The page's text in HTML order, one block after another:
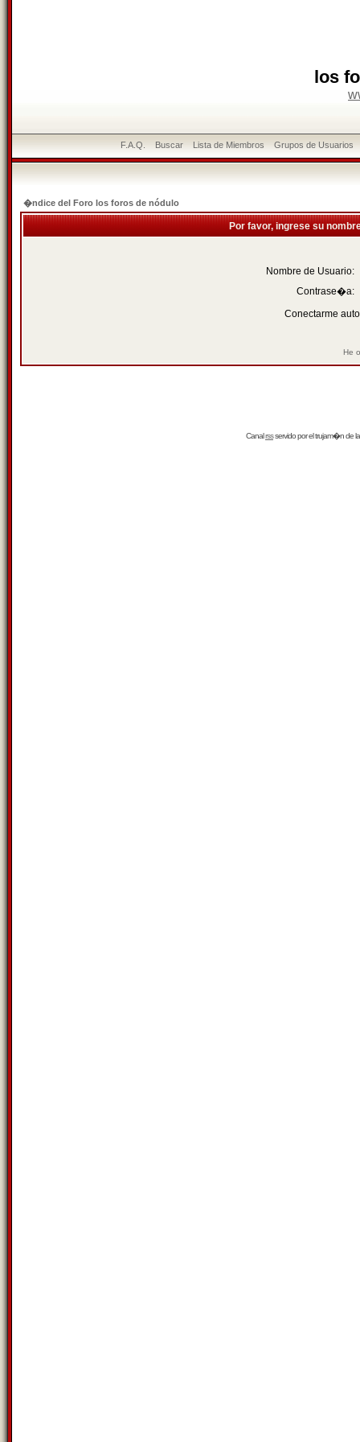
los
F.A.Q. Buscar Lista de Miembros Grupos de Usuarios
�ndice del Foro los foros de nódulo
Por favor, ingrese su
Nombre de Usuario:
Contrase�a:
Conectarme
He
Canalrssservido por eltrujam�nde